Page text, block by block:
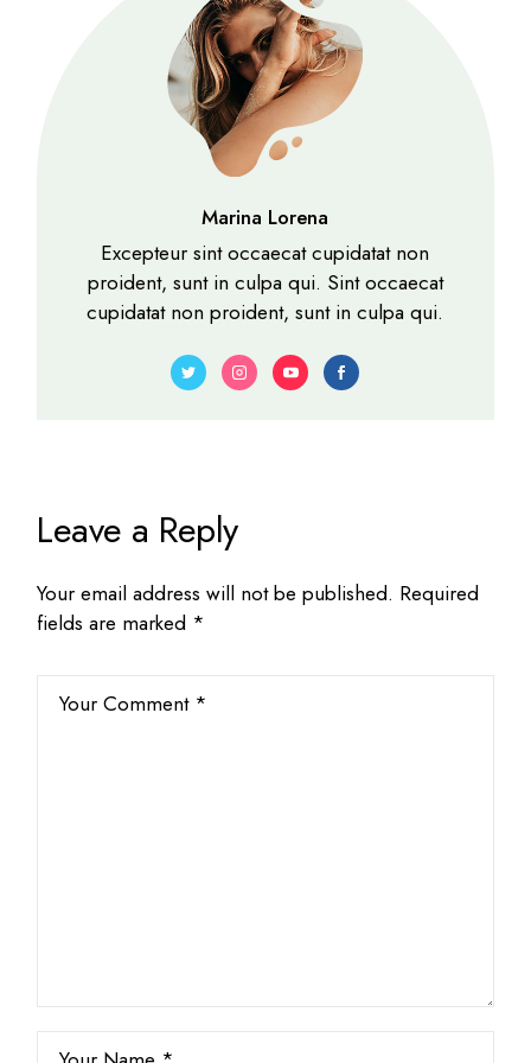
Marina Lorena
Excepteur sint occaecat cupidatat non
proident, sunt in culpa qui. Sint occaecat
cupidatat non proident, sunt in culpa qui.
Leave a Reply
Your email address will not be published. Required
fields are marked *